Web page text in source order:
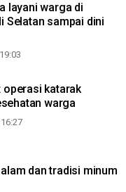
layani warga di
Selatan sampai dini
operasi katarak
warga
dan tradisi minum